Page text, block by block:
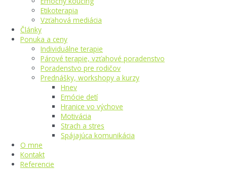
Etikoterapia
Vzťahová mediácia
Články
Ponuka a ceny
Individuálne terapie
Párové terapie, vzťahové poradenstvo
Poradenstvo pre rodičov
Prednášky, workshopy a kurzy
Hnev
Emócie detí
Hranice vo výchove
Motivácia
Strach a stres
Spájajúca komunikácia
O mne
Kontakt
Referencie